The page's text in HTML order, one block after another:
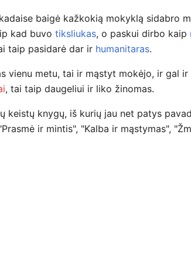
baigė kažkokią mokyklą sidabro
kad buvotiksliukas, o paskui dirbo kaip
taip pasidarė dar ir humanitaras.
vienu metu, tai ir mąstyt mokėjo, ir gal ir
, tai taip daugeliui ir liko žinomas.
keistų knygų, iš kurių jau net patys
ir mintis", "Kalba ir mąstymas",